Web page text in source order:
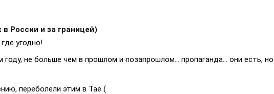
России и за границей)
угодно!
году, не больше чем в прошлом и позапрошлом... пропаганда... они есть, но
переболели этим в Тае (